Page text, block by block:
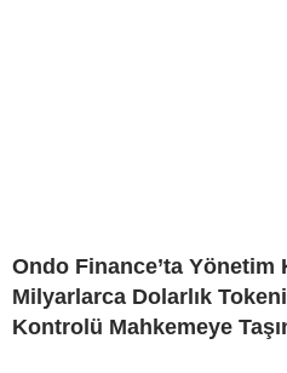
Ondo Finance’ta
Milyarlarca Dolarlık
Kontrolü Mahkemeye